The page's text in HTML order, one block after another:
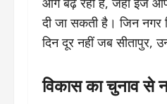
दी जा सकती है। जिन नगर
दिन दूर नहीं जब सीतापुर,
विकास का चुनाव से